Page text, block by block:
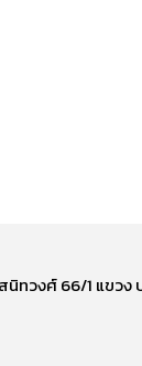
นิทวงศ์ 66/1 แขว